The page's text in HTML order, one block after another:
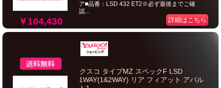
￥104,430
ア■品番：LSD 432 ET2※必ず最後までご確
認...
詳細はこちら
クスコ タイプMZ スペックF LSD
1WAY(1&2WAY) リア フィアット アバル